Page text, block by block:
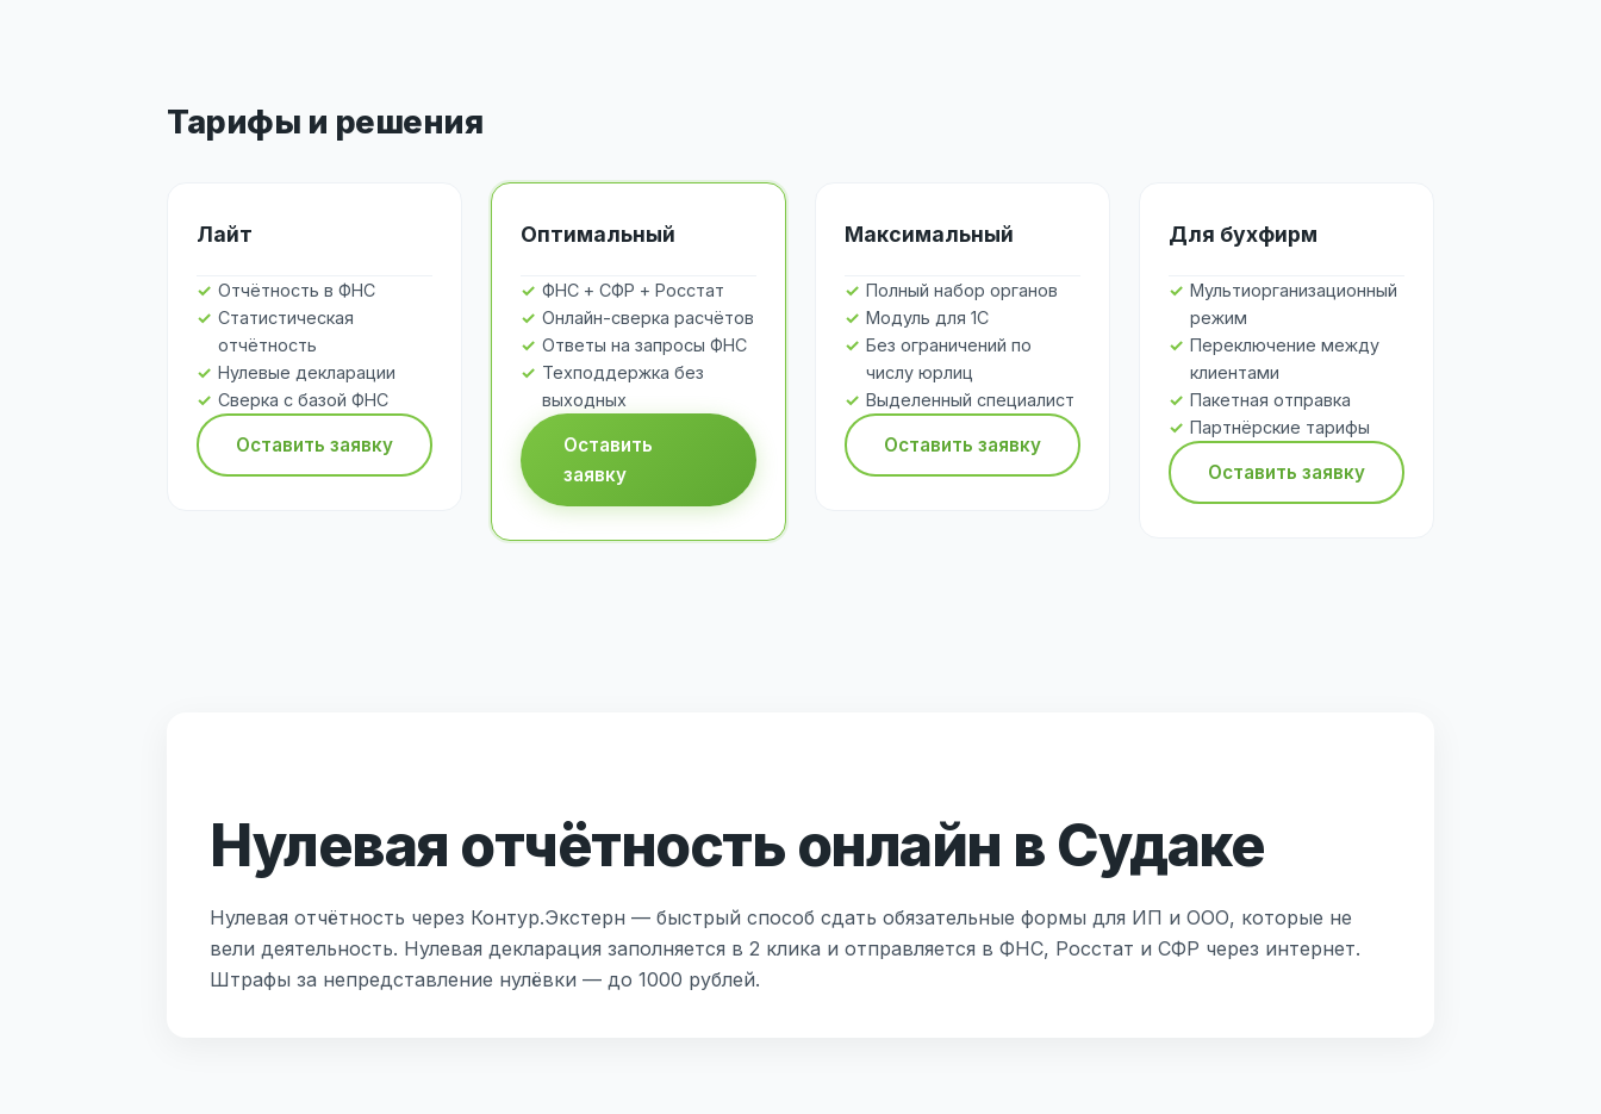
Тарифы и решения
Лайт
Отчётность в ФНС
Статистическая
отчётность
Нулевые декларации
Сверка с базой ФНС
Оставить заявку
Оптимальный
ФНС + СФР + Росстат
Онлайн-сверка расчётов
Ответы на запросы ФНС
Техподдержка без
выходных
Оставить
заявку
Максимальный
Полный набор органов
Модуль для 1С
Без ограничений по
числу юрлиц
Выделенный специалист
Оставить заявку
Для бухфирм
Мультиорганизационный
режим
Переключение между
клиентами
Пакетная отправка
Партнёрские тарифы
Оставить заявку
Нулевая отчётность онлайн в Судаке
Нулевая отчётность через Контур.Экстерн — быстрый способ сдать обязательные формы для ИП и ООО, которые не
вели деятельность. Нулевая декларация заполняется в 2 клика и отправляется в ФНС, Росстат и СФР через интернет.
Штрафы за непредставление нулёвки — до 1000 рублей.